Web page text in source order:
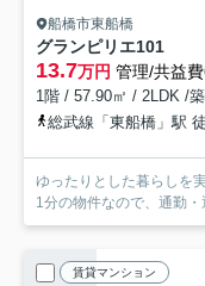
船橋市東船橋
グランピリエ101
13.7万円 管理/共益
1階 / 57.90㎡ / 2LDK /
総武線「東船橋」駅
ゆったりとした暮らしを
1分の物件なので、通勤
賃貸マンション